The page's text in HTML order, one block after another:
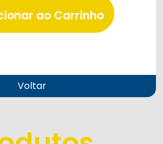
ao Carrinho
Voltar